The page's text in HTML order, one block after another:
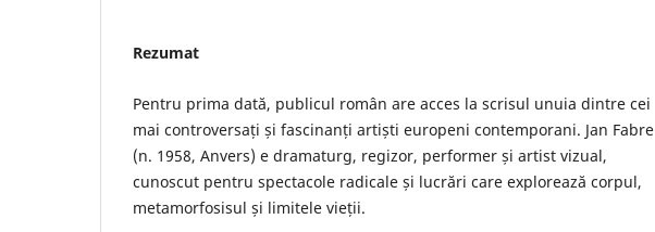
Rezumat
Pentru prima dată, publicul român are acces la scrisul unuia dintre cei
mai controversați și fascinanți artiști europeni contemporani. Jan Fabre
(n. 1958, Anvers) e dramaturg, regizor, performer și artist vizual,
cunoscut pentru spectacole radicale și lucrări care explorează corpul,
metamorfosisul și limitele vieții.